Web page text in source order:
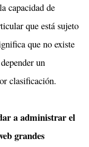
capacidad de
que está sujeto
que no existe
un
clasificación.
a administrar el
grandes